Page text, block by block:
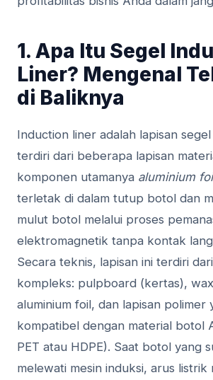
1. Apa Itu Segel
Liner? Mengenal
di Baliknya
Induction liner adalah lapisan
terdiri dari beberapa lapisan
komponen utamanya aluminium
terletak di dalam tutup botol dan
mulut botol melalui proses
elektromagnetik tanpa kontak
Secara teknis, lapisan ini terdiri
kompleks: pulpboard (kertas),
aluminium foil, dan lapisan polimer
kompatibel dengan material botol
PET atau HDPE). Saat botol yang
melewati mesin induksi, arus listrik